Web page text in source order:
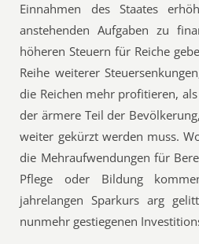
Einnahmen des Staates
anstehenden Aufgaben zu
höheren Steuern für Reiche
Reihe weiterer
die Reichen mehr profitieren,
der ärmere Teil der
weiter gekürzt werden muss.
die Mehraufwendungen für
Pflege oder Bildung
jahrelangen Sparkurs arg
nunmehr gestiegenen